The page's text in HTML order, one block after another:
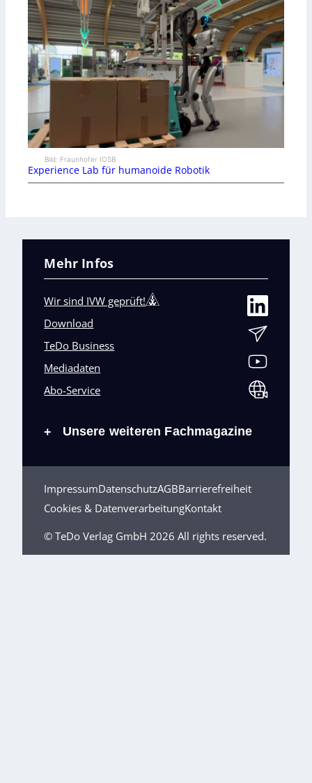
Bild: Fraunhofer IOSB
Experience Lab für humanoide Robotik
Mehr Infos
Wir sind IVW geprüft!
Download
TeDo Business
Mediadaten
Abo-Service
+ Unsere weiteren Fachmagazine
ImpressumDatenschutzAGBBarrierefreiheit
Cookies & DatenverarbeitungKontakt
© TeDo Verlag GmbH 2026 All rights reserved.